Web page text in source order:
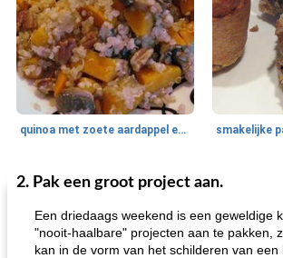
quinoa met zoete aardappel en champignons
40min
One Dish Meal
2. Pak een groot project aan.
Een driedaags weekend is een geweldige
"nooit-haalbare" projecten aan te pakken,
kan in de vorm van het schilderen van een